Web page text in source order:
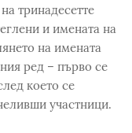
тринадесетте
и имената на
на имената
ред – първо се
което се
участници.